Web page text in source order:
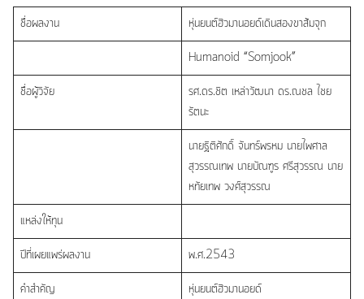
ชื่อผลงาน
หุ่นยนต์ฮิวมานอยด์เดินสองขาส้มจุก
Humanoid “Somjook”
ชื่อผู้วิจัย
รศ.ดร.ชิต เหล่าวัฒนา ดร.ณชล ไชย
รัตนะ
นายฐิติศักดิ์ จันทร์พรหม นายไพศาล
สุวรรณเทพ นายบัณฑูร ศรีสุวรรณ นาย
หทัยเทพ วงศ์สุวรรณ
แหล่งให้ทุน
ปีที่เผยแพร่ผลงาน
พ.ศ.2543
คำสำคัญ
หุ่นยนต์ฮิวมานอยด์